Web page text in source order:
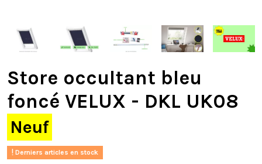
Store occultant bleu
foncé VELUX - DKL UK08
Neuf
Derniers articles en stock